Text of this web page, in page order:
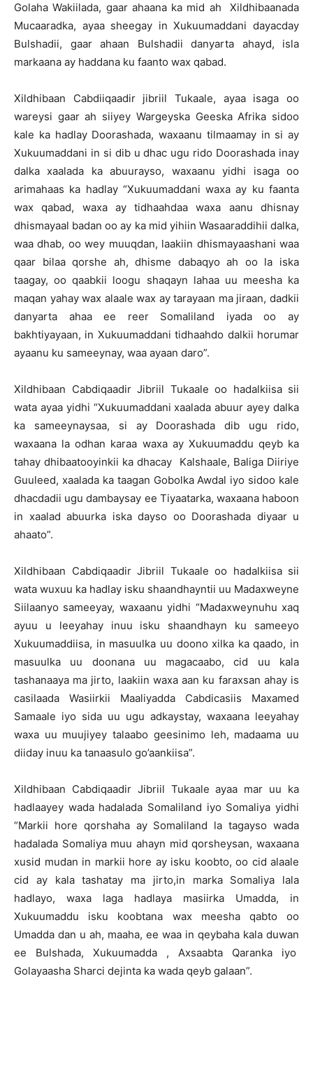
Golaha Wakiilada, gaar ahaana ka mid ah Xildhibaanada
Mucaaradka, ayaa sheegay in Xukuumaddani dayacday
Bulshadii, gaar ahaan Bulshadii danyarta ahayd, isla
markaana ay haddana ku faanto wax qabad.
Xildhibaan Cabdiiqaadir jibriil Tukaale, ayaa isaga oo
wareysi gaar ah siiyey Wargeyska Geeska Afrika sidoo
kale ka hadlay Doorashada, waxaanu tilmaamay in si ay
Xukuumaddani in si dib u dhac ugu rido Doorashada inay
dalka xaalada ka abuurayso, waxaanu yidhi isaga oo
arimahaas ka hadlay “Xukuumaddani waxa ay ku faanta
wax qabad, waxa ay tidhaahdaa waxa aanu dhisnay
dhismayaal badan oo ay ka mid yihiin Wasaaraddihii dalka,
waa dhab, oo wey muuqdan, laakiin dhismayaashani waa
qaar bilaa qorshe ah, dhisme dabaqyo ah oo la iska
taagay, oo qaabkii loogu shaqayn lahaa uu meesha ka
maqan yahay wax alaale wax ay tarayaan ma jiraan, dadkii
danyarta ahaa ee reer Somaliland iyada oo ay
bakhtiyayaan, in Xukuumaddani tidhaahdo dalkii horumar
ayaanu ku sameeynay, waa ayaan daro”.
Xildhibaan Cabdiqaadir Jibriil Tukaale oo hadalkiisa sii
wata ayaa yidhi “Xukuumaddani xaalada abuur ayey dalka
ka sameeynaysaa, si ay Doorashada dib ugu rido,
waxaana la odhan karaa waxa ay Xukuumaddu qeyb ka
tahay dhibaatooyinkii ka dhacay Kalshaale, Baliga Diiriye
Guuleed, xaalada ka taagan Gobolka Awdal iyo sidoo kale
dhacdadii ugu dambaysay ee Tiyaatarka, waxaana haboon
in xaalad abuurka iska dayso oo Doorashada diyaar u
ahaato”.
Xildhibaan Cabdiqaadir Jibriil Tukaale oo hadalkiisa sii
wata wuxuu ka hadlay isku shaandhayntii uu Madaxweyne
Siilaanyo sameeyay, waxaanu yidhi “Madaxweynuhu xaq
ayuu u leeyahay inuu isku shaandhayn ku sameeyo
Xukuumaddiisa, in masuulka uu doono xilka ka qaado, in
masuulka uu doonana uu magacaabo, cid uu kala
tashanaaya ma jirto, laakiin waxa aan ku faraxsan ahay is
casilaada Wasiirkii Maaliyadda Cabdicasiis Maxamed
Samaale iyo sida uu ugu adkaystay, waxaana leeyahay
waxa uu muujiyey talaabo geesinimo leh, madaama uu
diiday inuu ka tanaasulo go’aankiisa”.
Xildhibaan Cabdiqaadir Jibriil Tukaale ayaa mar uu ka
hadlaayey wada hadalada Somaliland iyo Somaliya yidhi
“Markii hore qorshaha ay Somaliland la tagayso wada
hadalada Somaliya muu ahayn mid qorsheysan, waxaana
xusid mudan in markii hore ay isku koobto, oo cid alaale
cid ay kala tashatay ma jirto,in marka Somaliya lala
hadlayo, waxa laga hadlaya masiirka Umadda, in
Xukuumaddu isku koobtana wax meesha qabto oo
Umadda dan u ah, maaha, ee waa in qeybaha kala duwan
ee Bulshada, Xukuumadda , Axsaabta Qaranka iyo
Golayaasha Sharci dejinta ka wada qeyb galaan”.